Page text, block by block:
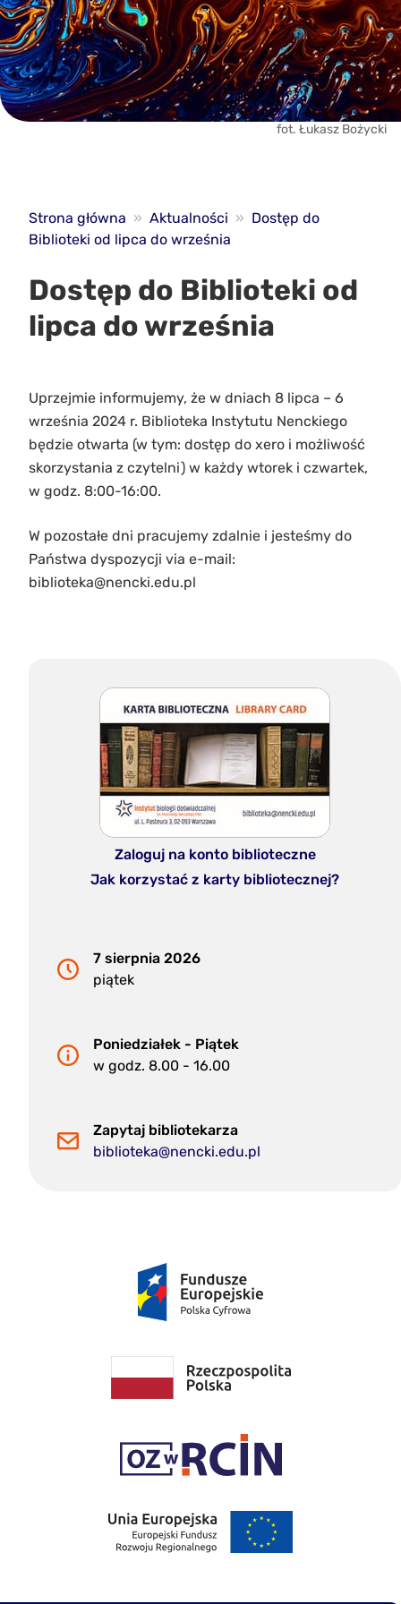
fot. Łukasz Bożycki
Strona główna » Aktualności » Dostęp do
Biblioteki od lipca do września
Dostęp do Biblioteki od
lipca do września
Uprzejmie informujemy, że w dniach 8 lipca – 6
września 2024 r. Biblioteka Instytutu Nenckiego
będzie otwarta (w tym: dostęp do xero i możliwość
skorzystania z czytelni) w każdy wtorek i czwartek,
w godz. 8:00-16:00.
W pozostałe dni pracujemy zdalnie i jesteśmy do
Państwa dyspozycji via e-mail:
biblioteka@nencki.edu.pl
Zaloguj na konto biblioteczne
Jak korzystać z karty bibliotecznej?
7 sierpnia 2026
piątek
Poniedziałek - Piątek
w godz. 8.00 - 16.00
Zapytaj bibliotekarza
biblioteka@nencki.edu.pl